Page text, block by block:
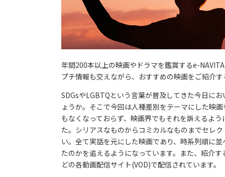
年間200本以上の映画やドラマを鑑賞するe-
プチ情報も交えながら、おすすめの映画をご紹介
SDGsやLGBTQという言葉が普及してきた今日に
ょうか。そこで今回は人種差別をテーマにした映
もなくなっておらず、映画界でもそれを訴えるよ
た。シリアスなものからコミカルなものまでセレ
い。全て実話を元にした映画であり、時系列順に
たのかを追えるようになっています。また、紹介
どの各動画配信サイト(VOD)で配信されています。